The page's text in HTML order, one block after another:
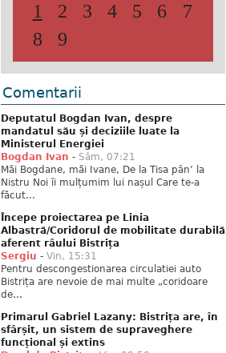
1 2 3 4 5 6
7
8
9
Comentarii
Deputatul Bogdan Ivan, despre
mandatul său și deciziile luate la
Ministerul Energiei
Bogdan Ivan - Sâm, 07:21
Măi Bogdane, măi Ivane, De la Tisa pân’ la
Nistru Noi îi mulțumim lui nașul Care te-a
făcut...
Începe proiectarea pe Linia
Albastră/Coridorul de mobilitate durabilă
aferent râului Bistrița
Sergiu - Vin, 15:31
Pentru descongestionarea circulatiei auto
Bistrița are nevoie de mai multe „coridoare
de...
Primarul Gabriel Lazany: Bistrița are, în
sfârșit, un sistem de supraveghere
funcțional și extins